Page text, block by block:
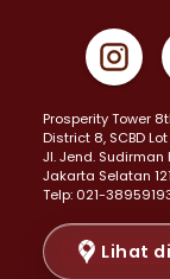
Properti Dijual di
Properti Dijual
Properti Dijual di
Properti Dijual
Properti Dijual di
Properti Dijual di
Properti Dijual di
Properti Dijual di
Prosperity Tower
District 8, SCBD
JI. Jend. Sudirman
Jakarta Selatan
Telp: 021-
Lihat